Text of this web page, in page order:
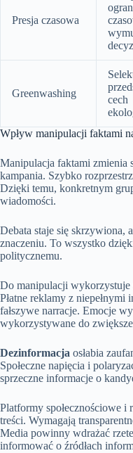
Presja czasowa
Greenwashing
cech
Wpływ manipulacji faktami
Manipulacja faktami zmienia
kampania. Szybko
Dzięki temu, konkretnym
wiadomości.
Debata staje się skrzywiona,
znaczeniu. To wszystko
politycznemu.
Do manipulacji wykorzystuje
Płatne reklamy z
fałszywe narracje. Emocje
wykorzystywane do
Dezinformacja osłabia
Społeczne napięcia i
sprzeczne informacje o
Platformy społecznościowe i
treści. Wymagają
Media powinny wdrażać
informować o źródłach